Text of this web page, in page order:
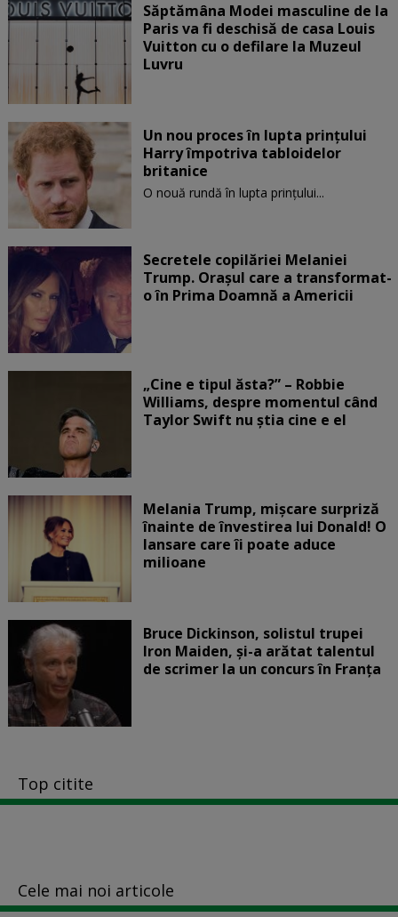
Săptămâna Modei masculine de la
Paris va fi deschisă de casa Louis
Vuitton cu o defilare la Muzeul
Luvru
Un nou proces în lupta prinţului
Harry împotriva tabloidelor
britanice
O nouă rundă în lupta prinţului...
Secretele copilăriei Melaniei
Trump. Orașul care a transformat-
o în Prima Doamnă a Americii
„Cine e tipul ăsta?” – Robbie
Williams, despre momentul când
Taylor Swift nu știa cine e el
Melania Trump, mișcare surpriză
înainte de învestirea lui Donald! O
lansare care îi poate aduce
milioane
Bruce Dickinson, solistul trupei
Iron Maiden, şi-a arătat talentul
de scrimer la un concurs în Franţa
Top citite
Cele mai noi articole